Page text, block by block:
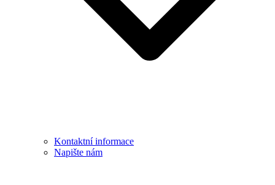
Kontaktní informace
Napište nám